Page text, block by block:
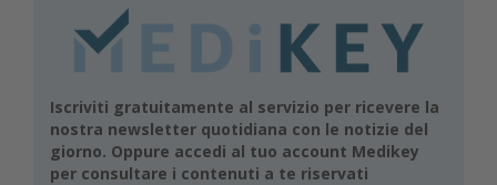
Iscriviti gratuitamente al servizio per ricevere la
nostra newsletter quotidiana con le notizie del
giorno. Oppure accedi al tuo account Medikey
per consultare i contenuti a te riservati